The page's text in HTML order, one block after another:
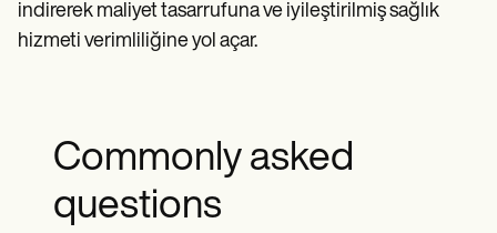
indirerek maliyet tasarrufuna ve iyileştirilmiş sağlık
hizmeti verimliliğine yol açar.
Commonly asked
questions